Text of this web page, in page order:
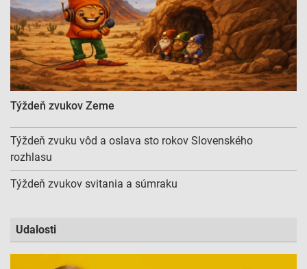
Týždeň zvukov Zeme
Týždeň zvuku vôd a oslava sto rokov Slovenského
rozhlasu
Týždeň zvukov svitania a súmraku
Udalosti